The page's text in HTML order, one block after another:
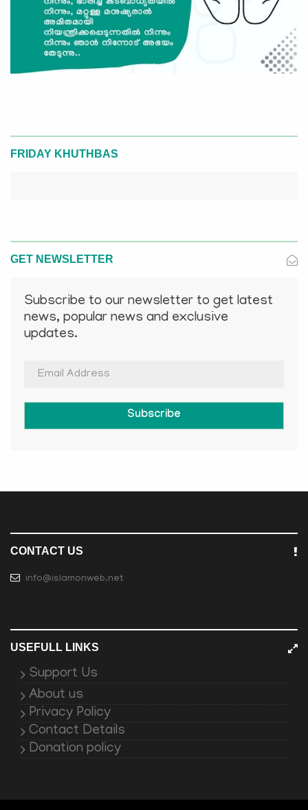
FRIDAY KHUTHBAS
GET NEWSLETTER
Subscribe to our newsletter to get latest
news, popular news and exclusive
updates.
Subscribe
CONTACT US
info@islamonweb.net
USEFULL LINKS
Support Us
About us
Privacy Policy
Contact Details
Donation policy